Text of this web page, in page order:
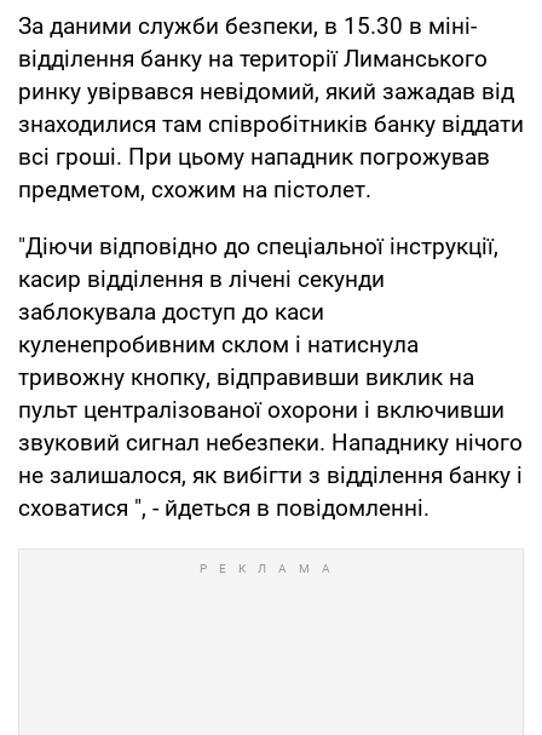
За даними служби безпеки, в 15.30 в міні-
відділення банку на території Лиманського
ринку увірвався невідомий, який зажадав від
знаходилися там співробітників банку віддати
всі гроші. При цьому нападник погрожував
предметом, схожим на пістолет.
"Діючи відповідно до спеціальної інструкції,
касир відділення в лічені секунди
заблокувала доступ до каси
куленепробивним склом і натиснула
тривожну кнопку, відправивши виклик на
пульт централізованої охорони і включивши
звуковий сигнал небезпеки. Нападнику нічого
не залишалося, як вибігти з відділення банку і
сховатися ", - йдеться в повідомленні.